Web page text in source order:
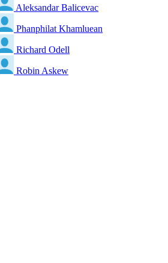
Aleksandar Balicevac
Phanphilat Khamluean
Richard Odell
Robin Askew